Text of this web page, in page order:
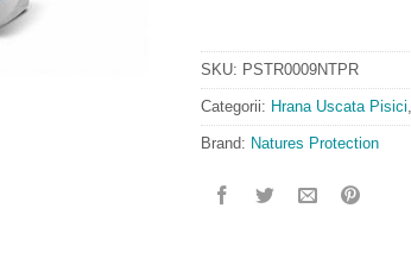
SKU: PSTR0009NTPR
Categorii: Hrana Uscata Pisici,
Brand: Natures Protection